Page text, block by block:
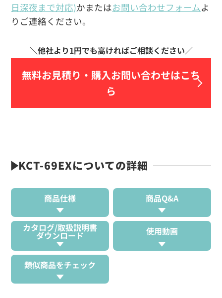
日深夜まで対応)かまたはお問い合わせフォームよ
りご連絡ください。
無料お見積り・ 購入お問い合わせはこち
ら
KCT-69EXについての詳細
商品仕様 商品Q&A
カタログ/取扱説明書
ダウンロード 使用動画
類似商品をチェック